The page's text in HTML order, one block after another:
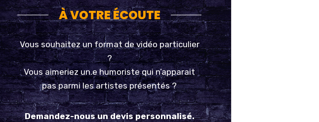
À VOTRE ÉCOUTE
Vous souhaitez un format devidéo particulier
?
Vous aimeriezun.e humoristequi n’apparait
pas parmi les artistes présentés ?
Demandez-nous un devis personnalisé.